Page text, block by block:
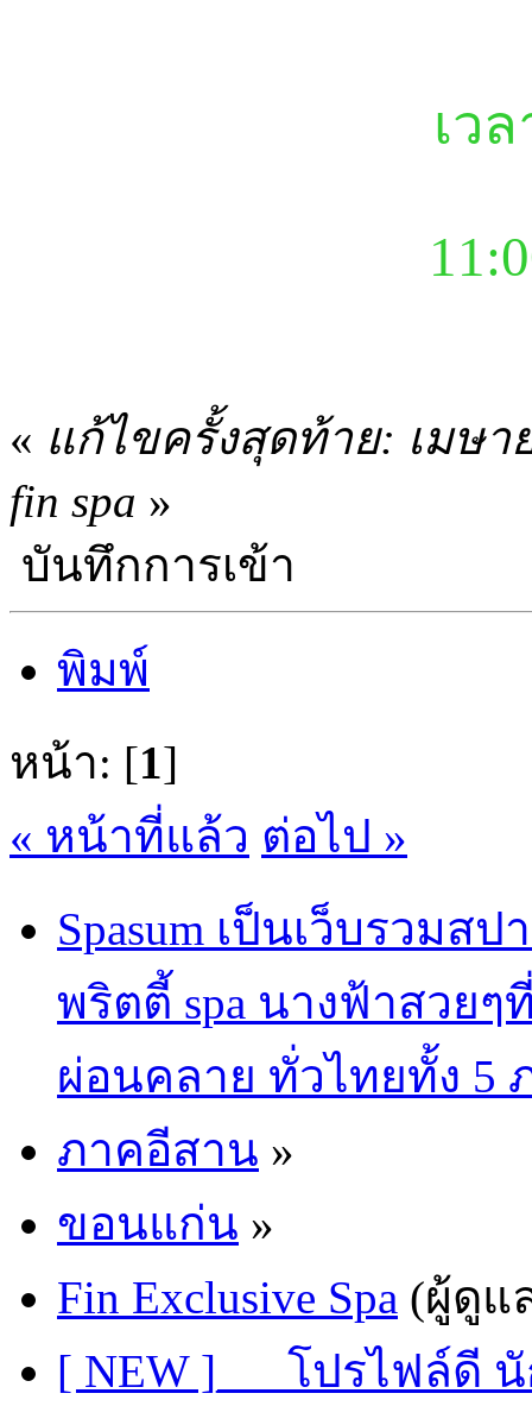
เว
« แก้ไขครั้งสุดท้าย: เมษา
fin spa »
บันทึกการเข้า
พิมพ์
หน้า: [1]
« หน้าที่แล้ว ต่อไป »
Spasum เป็นเว็บรวม
พริตตี้ spa นางฟ้าสวย
ผ่อนคลาย ทั่วไทยทั้ง 5
ภาคอีสาน »
ขอนแก่น »
Fin Exclusive Spa (ผู้ดูแ
[ NEW ]___โปรไฟล์ดี